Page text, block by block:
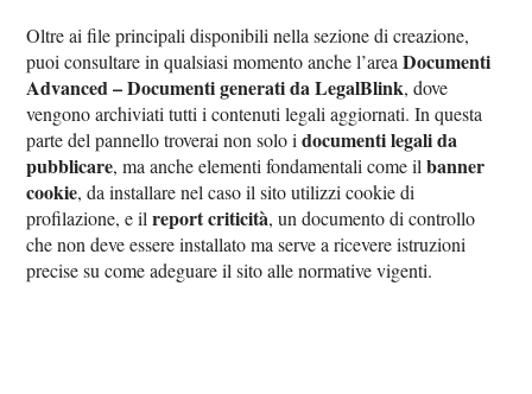
Oltre ai file principali disponibili nella sezione di creazione,
puoi consultare in qualsiasi momento anche l’areaDocumenti
Advanced – Documenti generati da LegalBlink, dove
vengono archiviati tutti i contenuti legali aggiornati. In questa
parte del pannello troverai non solo idocumenti legali da
pubblicare, ma anche elementi fondamentali come ilbanner
cookie, da installare nel caso il sito utilizzi cookie di
profilazione, e ilreport criticità, un documento di controllo
che non deve essere installato ma serve a ricevere istruzioni
precise su come adeguare il sito alle normative vigenti.